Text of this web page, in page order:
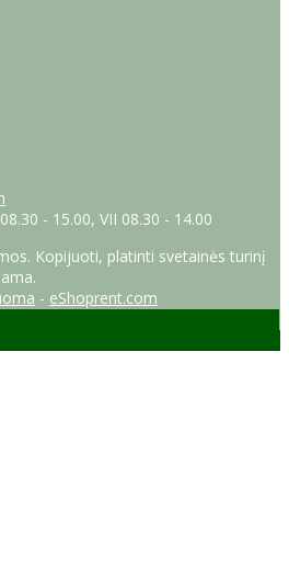
- 15.00, VII 08.30 - 14.00
Kopijuoti, platinti svetainės turinį
- eShoprent.com